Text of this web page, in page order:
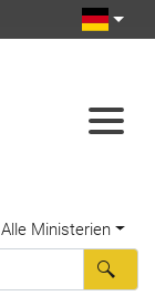
Alle Ministerien